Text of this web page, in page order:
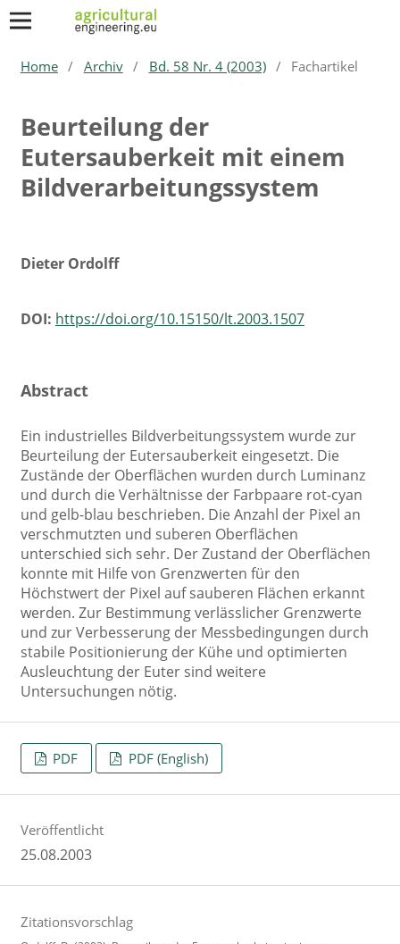
Home / Archiv / Bd. 58 Nr. 4 (2003) / Fachartikel
Beurteilung der
Eutersauberkeit mit einem
Bildverarbeitungssystem
Dieter Ordolff
DOI: https://doi.org/10.15150/lt.2003.1507
Abstract
Ein industrielles Bildverbeitungssystem wurde zur
Beurteilung der Eutersauberkeit eingesetzt. Die
Zustände der Oberflächen wurden durch Luminanz
und durch die Verhältnisse der Farbpaare rot-cyan
und gelb-blau beschrieben. Die Anzahl der Pixel an
verschmutzten und suberen Oberflächen
unterschied sich sehr. Der Zustand der Oberflächen
konnte mit Hilfe von Grenzwerten für den
Höchstwert der Pixel auf sauberen Flächen erkannt
werden. Zur Bestimmung verlässlicher Grenzwerte
und zur Verbesserung der Messbedingungen durch
stabile Positionierung der Kühe und optimierten
Ausleuchtung der Euter sind weitere
Untersuchungen nötig.
PDF PDF (English)
Veröffentlicht
25.08.2003
Zitationsvorschlag